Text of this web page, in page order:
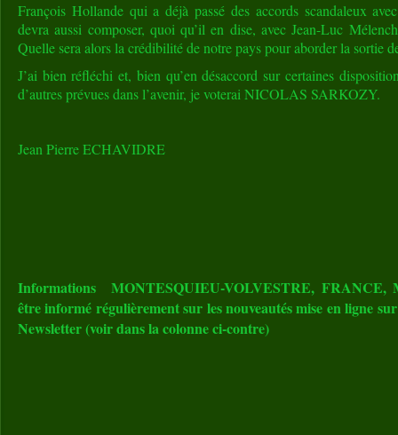
François Hollande qui a déjà passé des accords scandaleux
devra aussi composer, quoi qu’il en dise, avec Jean-Luc
Quelle sera alors la crédibilité de notre pays pour aborder la sortie
J’ai bien réfléchi et, bien qu’en désaccord sur certaines
d’autres prévues dans l’avenir, je voterai NICOLAS SARKOZY.
Jean Pierre ECHAVIDRE
Informations MONTESQUIEU-VOLVESTRE, FRANCE,
être informé régulièrement sur les nouveautés mise en ligne
Newsletter (voir dans la colonne ci-contre)